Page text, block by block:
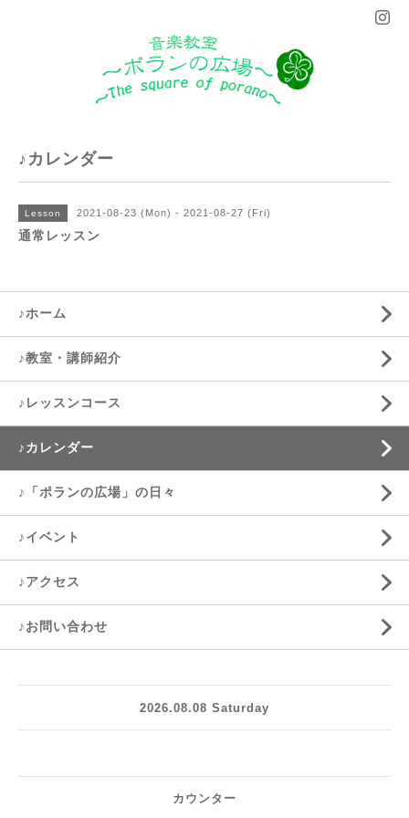
♪カレンダー
Lesson 2021-08-23 (Mon) - 2021-08-27 (Fri)
通常レッスン
♪ホーム
♪教室・講師紹介
♪レッスンコース
♪カレンダー
♪「ポランの広場」の日々
♪イベント
♪アクセス
♪お問い合わせ
2026.08.08 Saturday
カウンター